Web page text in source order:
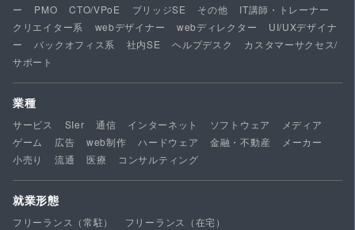
ー
PMO CTO/VPoE ブリッジSE その他
IT講師・トレーナー
クリエイター系
webデザイナー webディレクター
UI/UXデザイナ
ー
バックオフィス系 社内SE ヘルプデスク
カスタマーサクセス/
サポート
業種
サービス SIer 通信 インターネット ソフトウェア
メディア
ゲーム
広告 web制作 ハードウェア 金融・不動産
メーカー
小売り
流通 医療 コンサルティング
就業形態
フリーランス（常駐） フリーランス（在宅）